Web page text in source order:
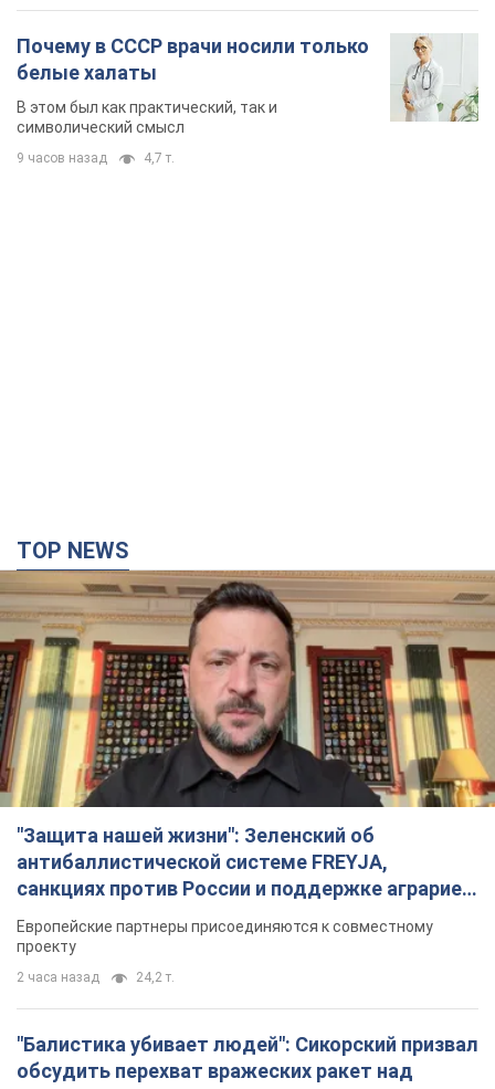
Почему в СССР врачи носили только
белые халаты
В этом был как практический, так и
символический смысл
9 часов назад 4,7 т.
TOP NEWS
"Защита нашей жизни": Зеленский об
антибаллистической системе FREYJA,
санкциях против России и поддержке аграриев.
Видео
Европейские партнеры присоединяются к совместному
проекту
2 часа назад 24,2 т.
"Балистика убивает людей": Сикорский призвал
обсудить перехват вражеских ракет над